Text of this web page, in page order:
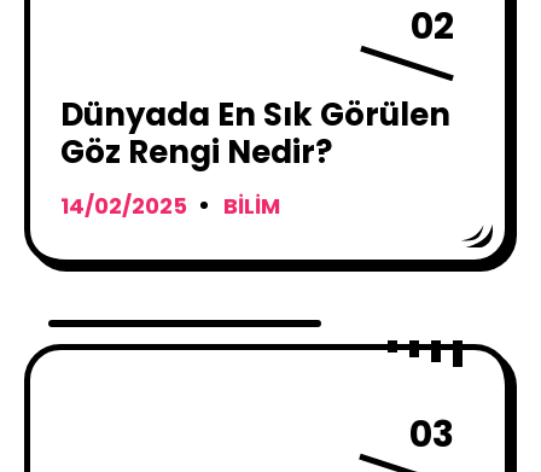
02
Dünyada En Sık Görülen
Göz Rengi Nedir?
14/02/2025 BILIM
03